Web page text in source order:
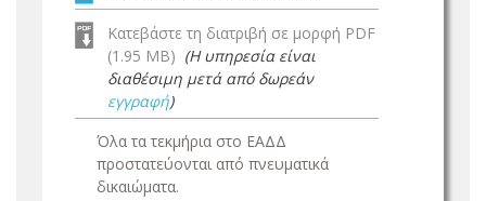
Κατεβάστε τη διατριβή σε μορφή PDF
(1.95 MB) (Η υπηρεσία είναι
διαθέσιμη μετά από δωρεάν
εγγραφή)
Όλα τα τεκμήρια στο ΕΑΔΔ
προστατεύονται από πνευματικά
δικαιώματα.